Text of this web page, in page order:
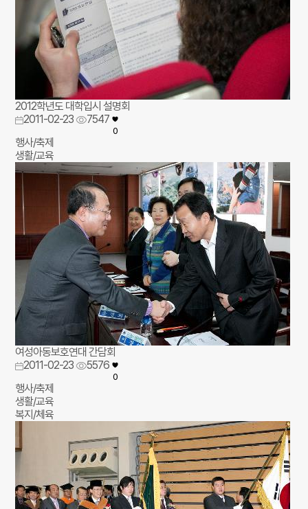
2012학년도 대학입시 설명회
2011-02-23
7547
0
행사/축제
생활/교육
여성아동보호연대 간담회
2011-02-23
5576
0
행사/축제
생활/교육
복지/체육